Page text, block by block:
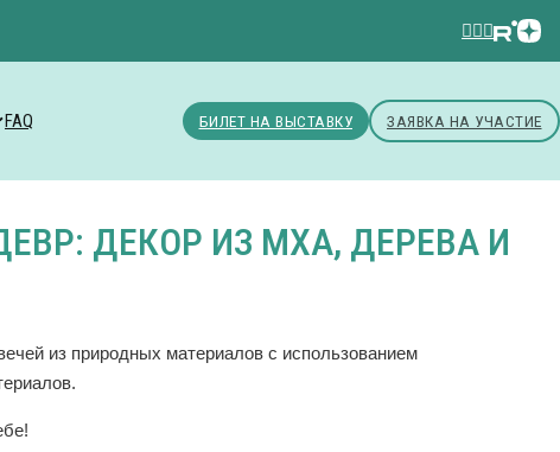
FAQ БИЛЕТ НА ВЫСТАВКУ ЗАЯВКА НА УЧАСТИЕ
ДЕКОР ИЗ МХА, ДЕРЕВА И
из природных материалов с использованием